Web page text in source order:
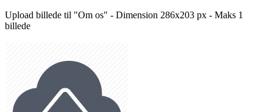
Upload billede til "Om os" - Dimension 286x203 px - Maks 1
billede